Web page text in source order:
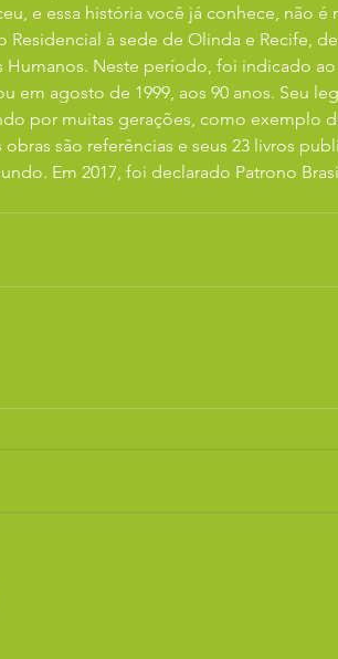
e essa história você já conhece, não é
Humanos. Neste período, foi indicado
por muitas gerações, como exemplo
são referências e seus 23 livros
Em 2017, foi declarado Patrono